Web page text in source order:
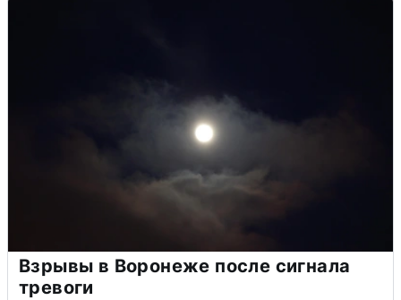
Взрывы в Воронеже после сигнала
тревоги